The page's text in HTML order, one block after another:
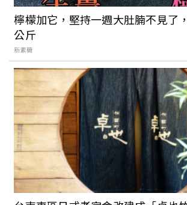
檸檬加它，堅持一週大肚腩不見了
公斤
新素簡